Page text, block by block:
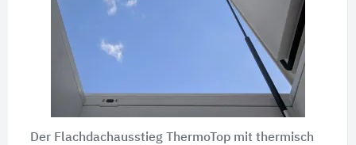
Der Flachdachausstieg ThermoTop mit thermisch